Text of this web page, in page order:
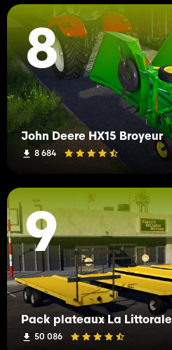
8
John Deere HX15 Broyeur
8 684
9
Pack plateaux La Littorale
50 086